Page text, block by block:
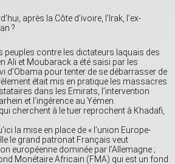
après la Côte d’ivoire, l’Irak, l’ex-
?
peuples contre les dictateurs laquais des
Ali et Moubarack a été saisi par les
d’Obama pour tenter de se débarrasser de
était mis en pratique les massacres
dans les Emirats, l’intervention
et l’ingérence au Yémen.
cherchent à le tuer reprochent à Khadafi,
la mise en place de « l’union Europe-
le grand patronat Français veut
européenne dominée par l’Allemagne ;
Monétaire Africain (FMA) qui est un fond